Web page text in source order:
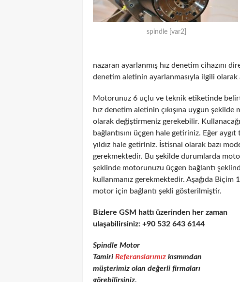
spindle [var2]
nazaran ayarlanmış hız denetim cihazını
denetim aletinin ayarlanmasıyla ilgili olarak
Motorunuz 6 uçlu ve teknik etiketinde
hız denetim aletinin çıkışına uygun şekilde
olarak değiştirmeniz gerekebilir.
bağlantısını üçgen hale getiriniz. Eğer
yıldız hale getiriniz. İstisnai olarak bazı
gerekmektedir. Bu şekilde durumlarda
şeklinde motorunuzu üçgen bağlantı
kullanmanız gerekmektedir. Aşağıda
motor için bağlantı şekli gösterilmiştir.
Bizlere GSM hattı üzerinden her zaman
ulaşabilirsiniz: +90 532 643 6144
Spindle Motor
Tamiri Referanslarımız kısmından
müşterimiz olan değerli firmaları
görebilirsiniz.